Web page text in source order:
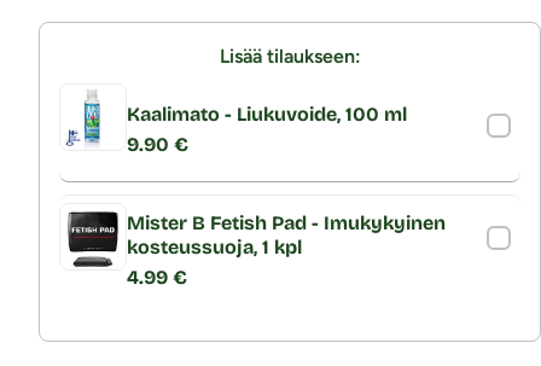
Lisää tilaukseen:
Kaalimato - Liukuvoide, 100 ml
9.90 €
Mister B Fetish Pad - Imukykyinen
kosteussuoja, 1 kpl
4.99 €